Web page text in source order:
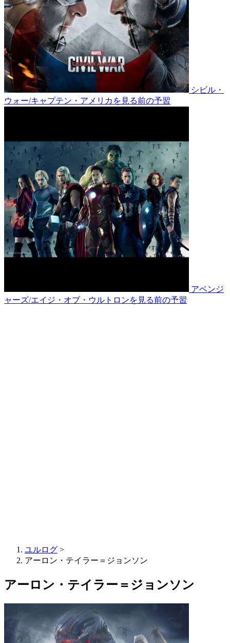
シビル・
ウォー/キャプテン・アメリカを見る前の予習
アベンジ
ャーズ/エイジ・オブ・ウルトロンを見る前の予習
ユルログ >
アーロン・テイラー＝ジョンソン
アーロン・テイラー＝ジョンソン